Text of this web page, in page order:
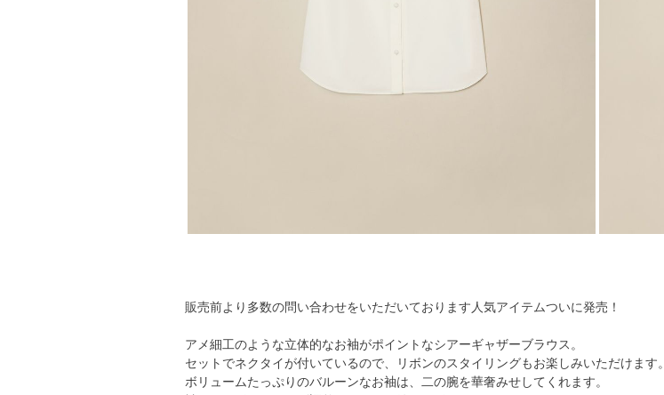
販売前より多数の問い合わせをいただいております人気アイテムついに発売！
アメ細工のような立体的なお袖がポイントなシアーギャザーブラウス。
セットでネクタイが付いているので、リボンのスタイリングもお楽しみいただけます。
ボリュームたっぷりのバルーンなお袖は、二の腕を華奢みせしてくれます。